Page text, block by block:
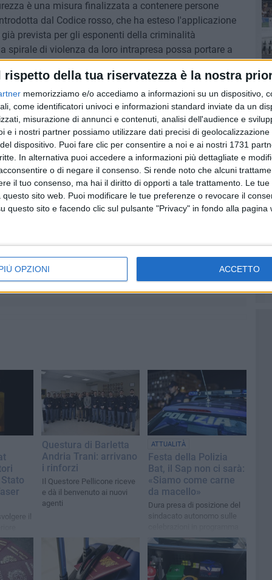
rispetto della tua riservatezza è la nostra
memorizziamo e/o accediamo a informazioni su un dispositivo,
come identificatori univoci e informazioni standard inviate da un
misurazione di annunci e contenuti, analisi dell'audience e
e i nostri partner possiamo utilizzare dati precisi di
dispositivo. Puoi fare clic per consentire a noi e ai nostri 1731
In alternativa puoi accedere a informazioni più dettagliate e
o di negare il consenso. Si rende noto che alcuni
il tuo consenso, ma hai il diritto di opporti a tale trattamento. Le
sito web. Puoi modificare le tue preferenze o revocare il
questo sito e facendo clic sul pulsante "Privacy" in fondo alla pagina
OPZIONI ACCETTO
è una misura finalizzata a contenere persone
dal Codice rosso, che ha esteso l'applicazione
prevista per gli esponenti della criminalità
spirale di violenza da loro intrapresa possa portare a
all'obbligo di soggiorno o al divieto di uscire dal
imposte delle prescrizioni come quella di non
dalla persona offesa, su tutte l'abitazione e il posto
più ampio progetto di intensificazione dell'attività di
della violenza di genere.
strumento indispensabile a tutela delle donne vittime di
l'escalation di violenza che purtroppo spesso
speciale per Codice rosso anche una donna che
con il compagno, con frasi offensive e minacciose
denaro.
il
del
Questura di Barletta
Andria Trani: arrivano
i rinforzi
Il Questore Pellicone riceve
e dà il benvenuto ai nuovi
agenti
ATTUALITÀ
Festa della Polizia
Bat, il Sap non ci sarà:
«Siamo come carne
da macello»
Dura presa di posizione del
sindacato autonomo sulle
mercoledì a Castel del
Monte